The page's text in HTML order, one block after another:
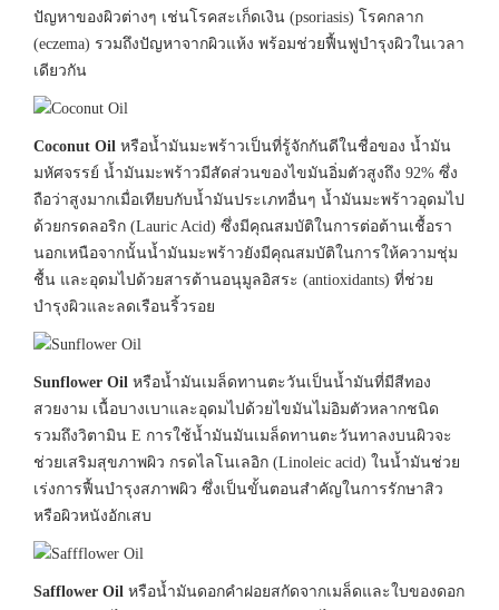
ปัญหาของผิวต่างๆ เช่นโรคสะเก็ดเงิน (psoriasis) โรคกลาก
(eczema) รวมถึงปัญหาจากผิวแห้ง พร้อมช่วยฟื้นฟูบำรุงผิวในเวลา
เดียวกัน
Coconut Oil หรือน้ำมันมะพร้าวเป็นที่รู้จักกันดีในชื่อของ น้ำมัน
มหัศจรรย์ น้ำมันมะพร้าวมีสัดส่วนของไขมันอิ่มตัวสูงถึง 92% ซึ่ง
ถือว่าสูงมากเมื่อเทียบกับน้ำมันประเภทอื่นๆ น้ำมันมะพร้าวอุดมไป
ด้วยกรดลอริก (Lauric Acid) ซึ่งมีคุณสมบัติในการต่อต้านเชื้อรา
นอกเหนือจากนั้นน้ำมันมะพร้าวยังมีคุณสมบัติในการให้ความชุ่ม
ชื้น และอุดมไปด้วยสารต้านอนุมูลอิสระ (antioxidants) ที่ช่วย
บำรุงผิวและลดเรือนริ้วรอย
Sunflower Oil หรือน้ำมันเมล็ดทานตะวันเป็นน้ำมันที่มีสีทอง
สวยงาม เนื้อบางเบาและอุดมไปด้วยไขมันไม่อิมตัวหลากชนิด
รวมถึงวิตามิน E การใช้น้ำมันมันเมล็ดทานตะวันทาลงบนผิวจะ
ช่วยเสริมสุขภาพผิว กรดไลโนเลอิก (Linoleic acid) ในน้ำมันช่วย
เร่งการฟื้นบำรุงสภาพผิว ซึ่งเป็นขั้นตอนสำคัญในการรักษาสิว
หรือผิวหนังอักเสบ
Safflower Oil หรือน้ำมันดอกคำฝอยสกัดจากเมล็ดและใบของดอก